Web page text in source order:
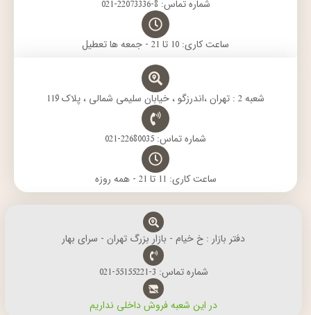
شماره تماس: 8-22073336-021
ساعت کاری: 10 تا 21 - جمعه ها تعطیل
شعبه 2 : تهران ،اندرزگو ، خیابان سلیمی شمالی ، پلاک 119
شماره تماس: 22680035-021
ساعت کاری: 11 تا 21 - همه روزه
دفتر بازار : خ خیام - بازار بزرگ تهران - سرای بهار
شماره تماس: 3-55155221-021
در این شعبه فروش داخلی نداریم